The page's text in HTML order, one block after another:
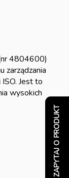
ZAPYTAJ O PRODUKT
4804600)
zarządzania
Jest to
wysokich